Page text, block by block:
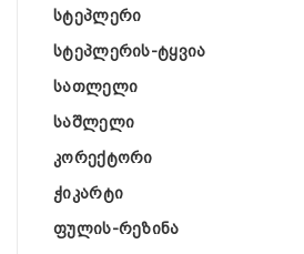
სტეპლერი
სტეპლერის-ტყვია
სათლელი
საშლელი
კორექტორი
ჭიკარტი
ფულის-რეზინა